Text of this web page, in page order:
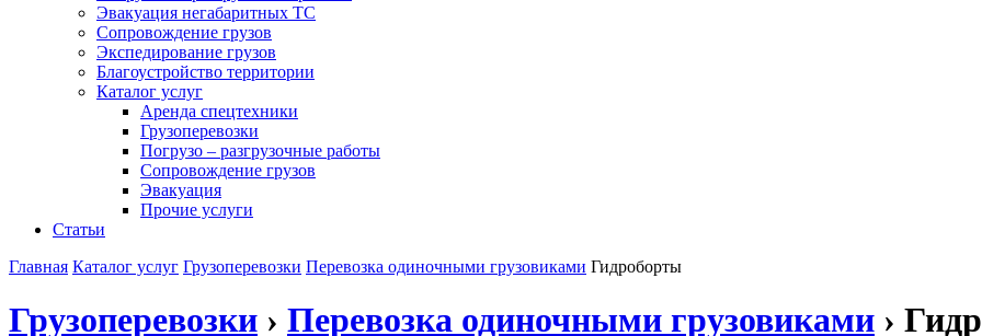
Эвакуация негабаритных ТС
Сопровождение грузов
Экспедирование грузов
Благоустройство территории
Каталог услуг
Аренда спецтехники
Грузоперевозки
Погрузо – разгрузочные работы
Сопровождение грузов
Эвакуация
Прочие услуги
Статьи
Главная Каталог услуг Грузоперевозки Перевозка одиночными грузовиками Гидроборты
Грузоперевозки › Перевозка одиночными грузовиками ›